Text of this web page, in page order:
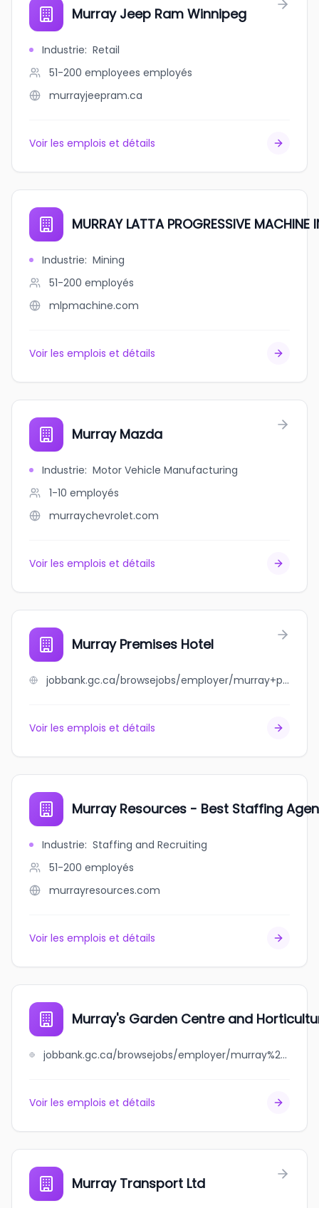
Murray Jeep Ram Winnipeg
Industrie: Retail
51-200 employees employés
murrayjeepram.ca
Voir les emplois et détails
MURRAY LATTA PROGRESSIVE MACHINE
Industrie: Mining
51-200 employés
mlpmachine.com
Voir les emplois et détails
Murray Mazda
Industrie: Motor Vehicle Manufacturing
1-10 employés
murraychevrolet.com
Voir les emplois et détails
Murray Premises Hotel
jobbank.gc.ca/browsejobs/employer/murray+premises+hotel/ca
Voir les emplois et détails
Murray Resources - Best Staffing
Industrie: Staffing and Recruiting
51-200 employés
murrayresources.com
Voir les emplois et détails
Murray's Garden Centre and
jobbank.gc.ca/browsejobs/employer/murray%27s+garden+centre+and+horticultural+services+ltd./ca
Voir les emplois et détails
Murray Transport Ltd